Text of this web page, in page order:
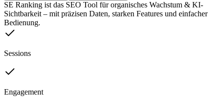
SE Ranking ist das SEO Tool für organisches Wachstum & KI-
Sichtbarkeit – mit präzisen Daten, starken Features und einfacher
Bedienung.
Sessions
Engagement